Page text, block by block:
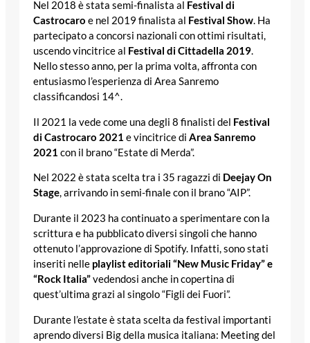
Nel 2018 è stata semi-finalista al Festival di
Castrocaro e nel 2019 finalista al Festival Show. Ha
partecipato a concorsi nazionali con ottimi risultati,
uscendo vincitrice al Festival di Cittadella 2019.
Nello stesso anno, per la prima volta, affronta con
entusiasmo l’esperienza di Area Sanremo
classificandosi 14^.
Il 2021 la vede come una degli 8 finalisti del Festival
di Castrocaro 2021 e vincitrice di Area Sanremo
2021 con il brano “Estate di Merda”.
Nel 2022 è stata scelta tra i 35 ragazzi di Deejay On
Stage, arrivando in semi-finale con il brano “AIP”.
Durante il 2023 ha continuato a sperimentare con la
scrittura e ha pubblicato diversi singoli che hanno
ottenuto l’approvazione di Spotify. Infatti, sono stati
inseriti nelle playlist editoriali “New Music Friday” e
“Rock Italia”vedendosi anche in copertina di
quest’ultima grazi al singolo “Figli dei Fuori”.
Durante l’estate è stata scelta da festival importanti
aprendo diversi Big della musica italiana: Meeting del